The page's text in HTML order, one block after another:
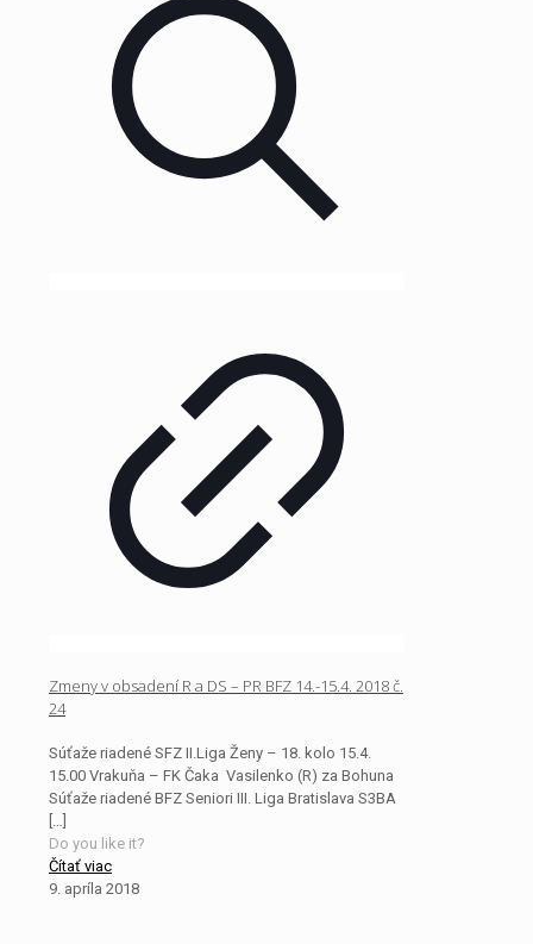
Zmeny v obsadení R a DS – PR BFZ 14.-15.4. 2018 č.
24
Súťaže riadené SFZ II.Liga Ženy – 18. kolo 15.4.
15.00 Vrakuňa – FK Čaka Vasilenko (R) za Bohuna
Súťaže riadené BFZ Seniori III. Liga Bratislava S3BA
[…]
Do you like it?
Čítať viac
9. apríla 2018